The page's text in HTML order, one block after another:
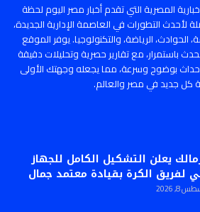
المصرية التي تقدم أخبار مصر اليوم لحظة
لأحدث التطورات في العاصمة الإدارية الجديدة،
الحوادث، الرياضة، والتكنولوجيا. يوفر الموقع
باستمرار، مع تقارير حصرية وتحليلات دقيقة
بوضوح وسرعة، مما يجعله وجهتك الأولى
كل جديد في مصر والعالم.
يعلن التشكيل الكامل للجهاز
لفريق الكرة بقيادة معتمد جمال
8, 2026